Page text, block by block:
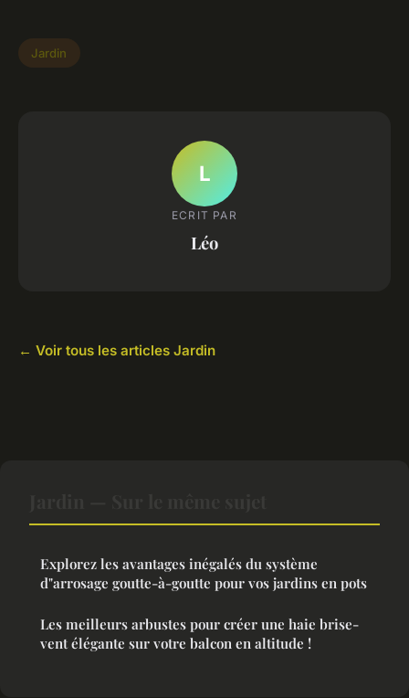
Jardin
L
ECRIT PAR
Léo
← Voir tous les articles Jardin
Explorez les avantages inégalés du système
d"arrosage goutte-à-goutte pour vos jardins en pots
Les meilleurs arbustes pour créer une haie brise-
vent élégante sur votre balcon en altitude !